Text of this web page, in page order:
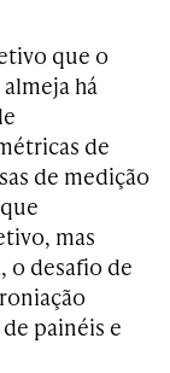
que o
há
de
de medição
mas
o desafio de
painéis e